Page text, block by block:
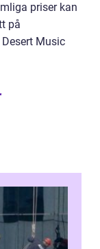
priser kan
på
Music